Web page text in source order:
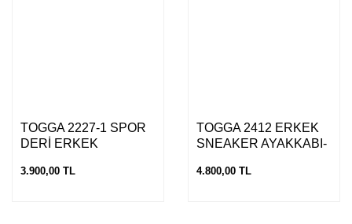
TOGGA 2227-1 SPOR
DERİ ERKEK
3.900,00 TL
TOGGA 2412 ERKEK
SNEAKER AYAKKABI-
4.800,00 TL